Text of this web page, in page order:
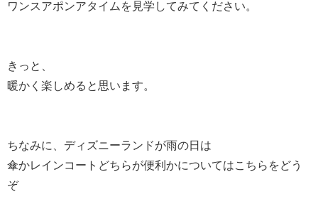
ワンスアポンアタイムを見学してみてください。
きっと、
暖かく楽しめると思います。
ちなみに、ディズニーランドが雨の日は
傘かレインコートどちらが便利かについてはこちらをどう
ぞ